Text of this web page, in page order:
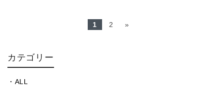
1 2 »
カテゴリー
ALL